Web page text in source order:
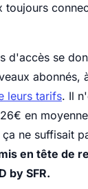
toujours
d'accès se
abonnés,
leurs tarifs. Il
en
ne suffisait
en tête de
by SFR.